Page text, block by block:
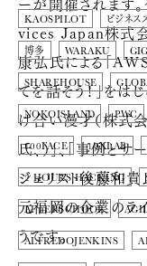
KAOSPILOT ビジネス
博多 WARAKU GIG
SHAREHOUSE
NOKOISLAND PWC
100FACE 10XLAB
2 HOURS HACKING
AFTERSCHOOL
ALFREDOJENKINS
vices Japan株式会
康弘氏による「
てを話そう！」をは
け合い漫才（株式
氏、）」、「事例と
ジェリスト後藤和貴
元福岡の企業のラ
うです。